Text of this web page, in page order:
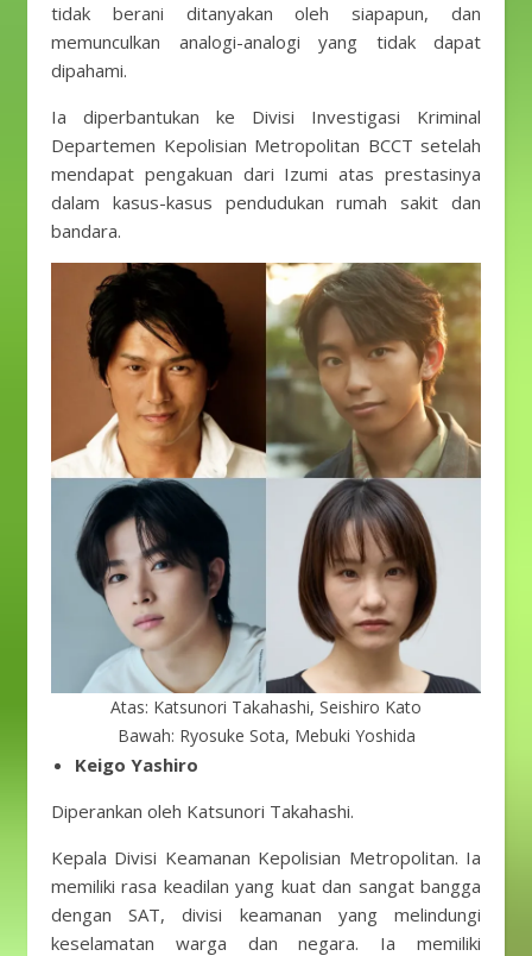
tidak berani ditanyakan oleh siapapun, dan
memunculkan analogi-analogi yang tidak dapat
dipahami.
Ia diperbantukan ke Divisi Investigasi Kriminal
Departemen Kepolisian Metropolitan BCCT setelah
mendapat pengakuan dari Izumi atas prestasinya
dalam kasus-kasus pendudukan rumah sakit dan
bandara.
Atas: Katsunori Takahashi, Seishiro Kato
Bawah: Ryosuke Sota, Mebuki Yoshida
Keigo Yashiro
Diperankan oleh Katsunori Takahashi.
Kepala Divisi Keamanan Kepolisian Metropolitan. Ia
memiliki rasa keadilan yang kuat dan sangat bangga
dengan SAT, divisi keamanan yang melindungi
keselamatan warga dan negara. Ia memiliki